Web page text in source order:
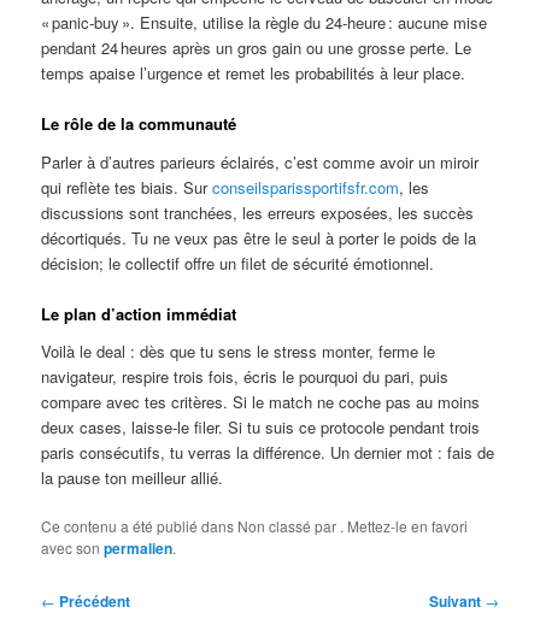
« panic‑buy ». Ensuite, utilise la règle du 24‑heure : aucune mise
pendant 24 heures après un gros gain ou une grosse perte. Le
temps apaise l’urgence et remet les probabilités à leur place.
Le rôle de la communauté
Parler à d’autres parieurs éclairés, c’est comme avoir un miroir
qui reflète tes biais. Surconseilsparissportifsfr.com, les
discussions sont tranchées, les erreurs exposées, les succès
décortiqués. Tu ne veux pas être le seul à porter le poids de la
décision; le collectif offre un filet de sécurité émotionnel.
Le plan d’action immédiat
Voilà le deal : dès que tu sens le stress monter, ferme le
navigateur, respire trois fois, écris le pourquoi du pari, puis
compare avec tes critères. Si le match ne coche pas au moins
deux cases, laisse-le filer. Si tu suis ce protocole pendant trois
paris consécutifs, tu verras la différence. Un dernier mot : fais de
la pause ton meilleur allié.
Ce contenu a été publié dans Non classé par . Mettez-le en favori
avec sonpermalien.
Navigation
← Précédent Suivant →